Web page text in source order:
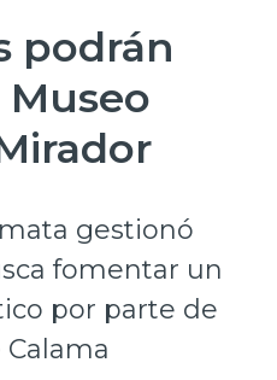
podrán
gestionó
fomentar un
por parte de